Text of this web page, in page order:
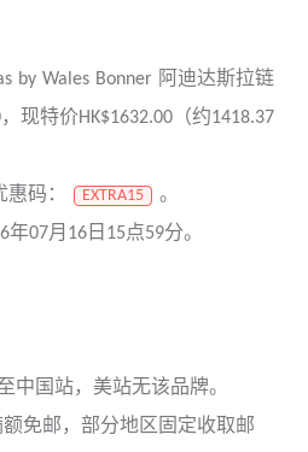
by Wales Bonner 阿迪达斯拉链
现特价HK$1632.00（约1418.37
码：
EXTRA15
。
07月16日15点59分。
中国站，美站无该品牌。
免邮，部分地区固定收取邮